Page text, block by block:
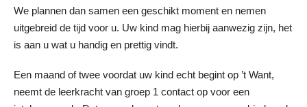
We plannen dan samen een geschikt moment en nemen
uitgebreid de tijd voor u. Uw kind mag hierbij aanwezig zijn, het
is aan u wat u handig en prettig vindt.
Een maand of twee voordat uw kind echt begint op ’t Want,
neemt de leerkracht van groep 1 contact op voor een